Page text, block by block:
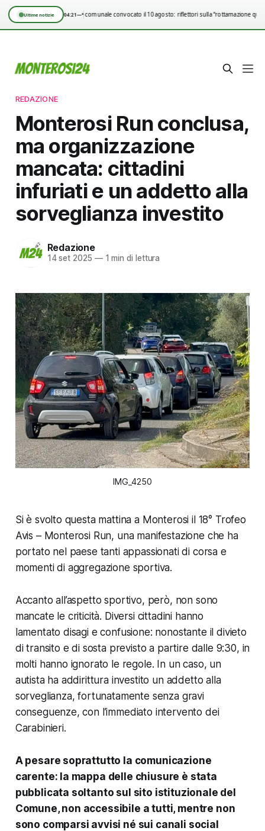
Ultime notizie 04:21—°
Consiglio comunale convocato il 10 agosto: riflettori sulla “rottamazione
REDAZIONE
Monterosi Run conclusa,
ma organizzazione
mancata: cittadini
infuriati e un addetto alla
sorveglianza investito
Redazione
14 set 2025 —1 min di lettura
IMG_4250
Si è svolto questa mattina a Monterosi il 18° Trofeo
Avis – Monterosi Run, una manifestazione che ha
portato nel paese tanti appassionati di corsa e
momenti di aggregazione sportiva.
Accanto all’aspetto sportivo, però, non sono
mancate le criticità. Diversi cittadini hanno
lamentato disagi e confusione: nonostante il divieto
di transito e di sosta previsto a partire dalle 9:30, in
molti hanno ignorato le regole. In un caso, un
autista ha addirittura investito un addetto alla
sorveglianza, fortunatamente senza gravi
conseguenze, con l’immediato intervento dei
Carabinieri.
A pesare soprattutto la comunicazione
carente: la mappa delle chiusure è stata
pubblicata soltanto sul sito istituzionale del
Comune, non accessibile a tutti, mentre non
sono comparsi avvisi né sui canali social